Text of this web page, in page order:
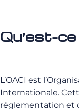
Qu’est-ce
L’OACI est
Internationale.
réglementation et